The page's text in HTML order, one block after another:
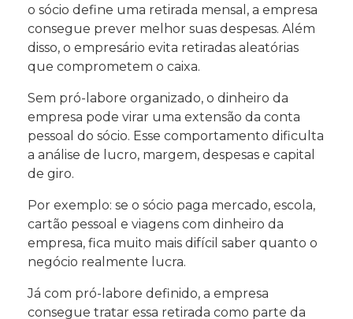
o sócio define uma retirada mensal, a empresa
consegue prever melhor suas despesas. Além
disso, o empresário evita retiradas aleatórias
que comprometem o caixa.
Sem pró-labore organizado, o dinheiro da
empresa pode virar uma extensão da conta
pessoal do sócio. Esse comportamento dificulta
a análise de lucro, margem, despesas e capital
de giro.
Por exemplo: se o sócio paga mercado, escola,
cartão pessoal e viagens com dinheiro da
empresa, fica muito mais difícil saber quanto o
negócio realmente lucra.
Já com pró-labore definido, a empresa
consegue tratar essa retirada como parte da